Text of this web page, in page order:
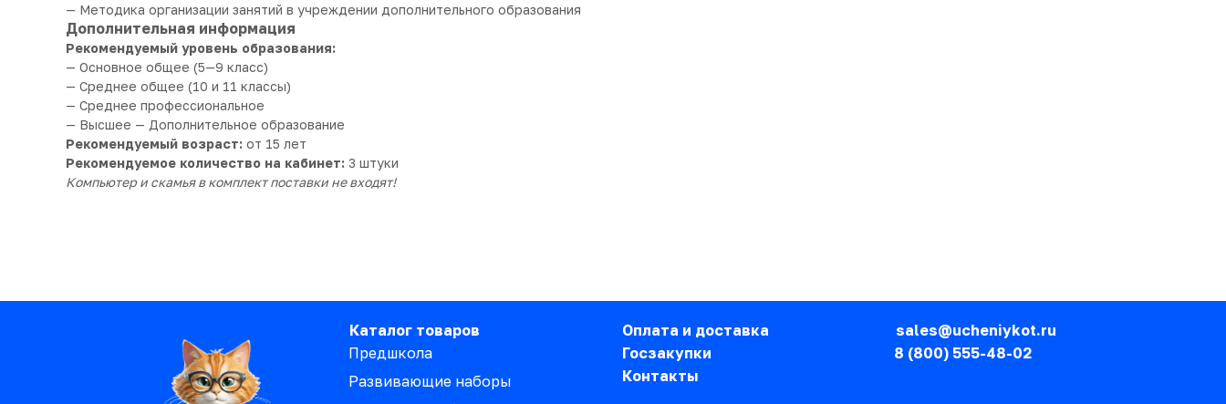
— Методика организации занятий в учреждении дополнительного образования
Дополнительная информация
Рекомендуемый уровень образования:
— Основное общее (5—9 класс)
— Среднее общее (10 и 11 классы)
— Среднее профессиональное
— Высшее — Дополнительное образование
Рекомендуемый возраст: от 15 лет
Рекомендуемое количество на кабинет: 3 штуки
Компьютер и скамья в комплект поставки не входят!
Каталог товаров
Оплата и доставка
Госзакупки
Контакты
sales@ucheniykot.ru
8 (800) 555-48-02
Предшкола
Развивающие наборы